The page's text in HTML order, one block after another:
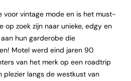
voor vintage mode en is het must-
op zoek zijn naar unieke, edgy en
hun garderobe die
Motel werd eind jaren 90
van het merk op een roadtrip
plezier langs de westkust van